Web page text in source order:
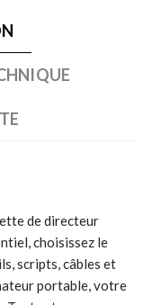
de directeur
choisissez le
scripts, câbles et
portable, votre